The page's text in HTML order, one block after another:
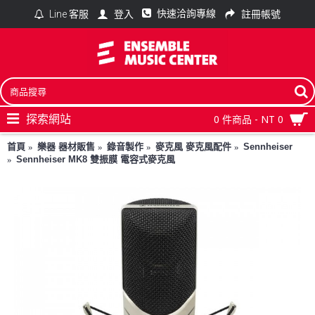
Line 客服 登入 快速洽詢專線 註冊帳號
0 件商品 - NT 0
探索網站
首頁 樂器 器材販售 錄音製作 麥克風 麥克風配件
Sennheiser
Sennheiser MK8 雙振膜 電容式麥克風